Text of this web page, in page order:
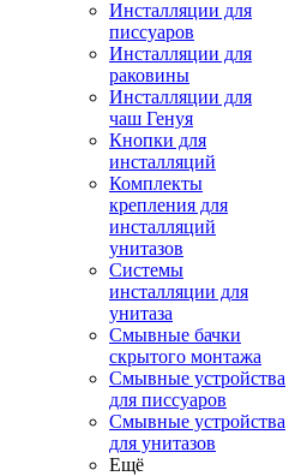
Инсталляции для
писсуаров
Инсталляции для
раковины
Инсталляции для
чаш Генуя
Кнопки для
инсталляций
Комплекты
крепления для
инсталляций
унитазов
Системы
инсталляции для
унитаза
Смывные бачки
скрытого монтажа
Смывные устройства
для писсуаров
Смывные устройства
для унитазов
Ещё